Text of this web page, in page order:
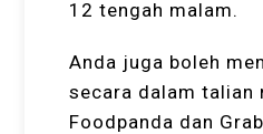
12 tengah malam.
Anda juga boleh
secara dalam talian
Foodpanda dan